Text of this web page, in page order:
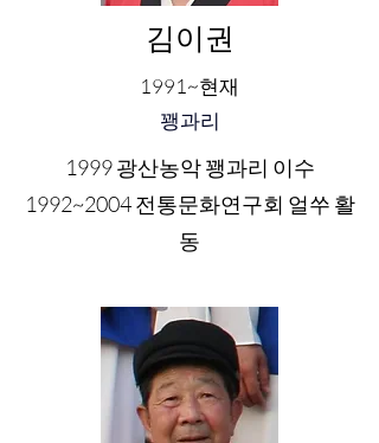
김이권
1991~현재
꽹과리
1999 광산농악 꽹과리 이수
1992~2004 전통문화연구회 얼쑤 활
동